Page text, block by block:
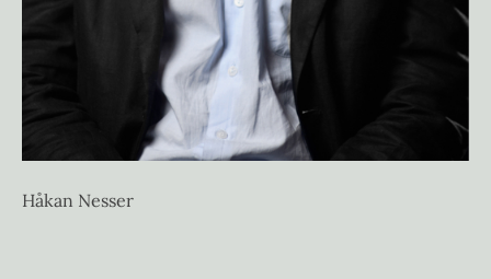
Håkan Nesser